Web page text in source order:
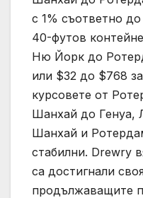
с 1% съответно
40-футов
Ню Йорк до
или $32 до $768
курсовете от
Шанхай до Генуа,
Шанхай и
стабилни. Drewry
са достигнали
продължаващите